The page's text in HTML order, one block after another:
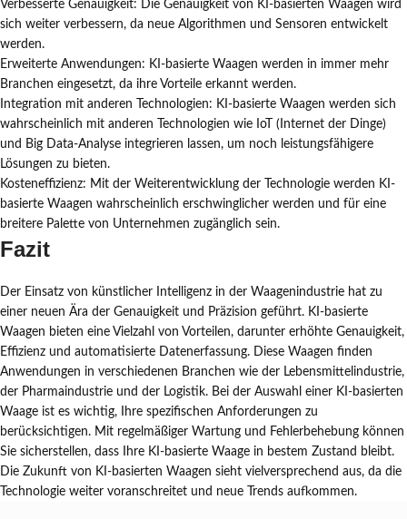
Verbesserte Genauigkeit: Die Genauigkeit von KI-basierten Waagen wird
sich weiter verbessern, da neue Algorithmen und Sensoren entwickelt
werden.
Erweiterte Anwendungen: KI-basierte Waagen werden in immer mehr
Branchen eingesetzt, da ihre Vorteile erkannt werden.
Integration mit anderen Technologien: KI-basierte Waagen werden sich
wahrscheinlich mit anderen Technologien wie IoT (Internet der Dinge)
und Big Data-Analyse integrieren lassen, um noch leistungsfähigere
Lösungen zu bieten.
Kosteneffizienz: Mit der Weiterentwicklung der Technologie werden KI-
basierte Waagen wahrscheinlich erschwinglicher werden und für eine
breitere Palette von Unternehmen zugänglich sein.
Fazit
Der Einsatz von künstlicher Intelligenz in der Waagenindustrie hat zu
einer neuen Ära der Genauigkeit und Präzision geführt. KI-basierte
Waagen bieten eine Vielzahl von Vorteilen, darunter erhöhte Genauigkeit,
Effizienz und automatisierte Datenerfassung. Diese Waagen finden
Anwendungen in verschiedenen Branchen wie der Lebensmittelindustrie,
der Pharmaindustrie und der Logistik. Bei der Auswahl einer KI-basierten
Waage ist es wichtig, Ihre spezifischen Anforderungen zu
berücksichtigen. Mit regelmäßiger Wartung und Fehlerbehebung können
Sie sicherstellen, dass Ihre KI-basierte Waage in bestem Zustand bleibt.
Die Zukunft von KI-basierten Waagen sieht vielversprechend aus, da die
Technologie weiter voranschreitet und neue Trends aufkommen.